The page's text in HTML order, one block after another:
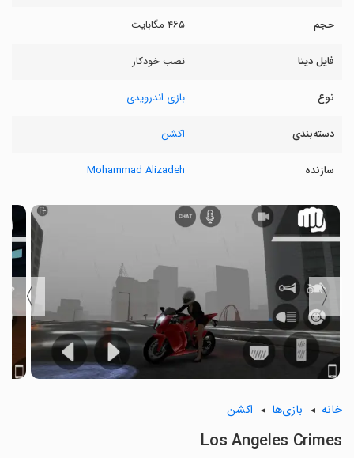
حجم ۴۶۵ مگابایت
فایل دیتا نصب خودکار
نوع بازی اندرویدی
دسته‌بندی اکشن
سازنده Mohammad Alizadeh
〈
〉
خانه بازی‌ها اکشن
Los Angeles Crimes